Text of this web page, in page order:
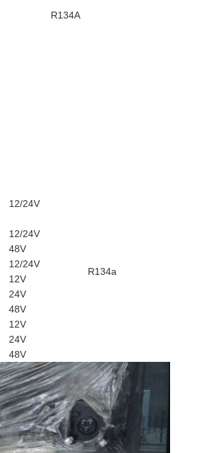
R134A
12/24V
R134a
12/24V
48V
12/24V
12V
24V
48V
12V
24V
48V